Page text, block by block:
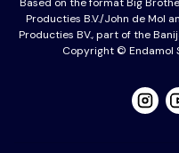
Producties B.V./John de Mol
Producties BV., part of the
Copyright © Endamol